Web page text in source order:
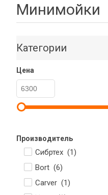
Минимойки
Категории
Цена
Производитель
Сибртех (1)
Bort (6)
Carver (1)